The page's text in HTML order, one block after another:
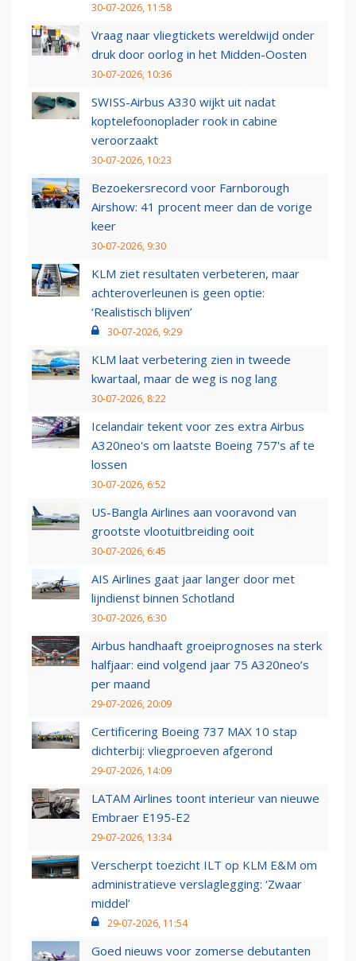
30-07-2026, 11:58
Vraag naar vliegtickets wereldwijd onder
druk door oorlog in het Midden-Oosten
30-07-2026, 10:36
SWISS-Airbus A330 wijkt uit nadat
koptelefoonoplader rook in cabine
veroorzaakt
30-07-2026, 10:23
Bezoekersrecord voor Farnborough
Airshow: 41 procent meer dan de vorige
keer
30-07-2026, 9:30
KLM ziet resultaten verbeteren, maar
achteroverleunen is geen optie:
‘Realistisch blijven’
30-07-2026, 9:29
KLM laat verbetering zien in tweede
kwartaal, maar de weg is nog lang
30-07-2026, 8:22
Icelandair tekent voor zes extra Airbus
A320neo's om laatste Boeing 757's af te
lossen
30-07-2026, 6:52
US-Bangla Airlines aan vooravond van
grootste vlootuitbreiding ooit
30-07-2026, 6:45
AIS Airlines gaat jaar langer door met
lijndienst binnen Schotland
30-07-2026, 6:30
Airbus handhaaft groeiprognoses na sterk
halfjaar: eind volgend jaar 75 A320neo’s
per maand
29-07-2026, 20:09
Certificering Boeing 737 MAX 10 stap
dichterbij: vliegproeven afgerond
29-07-2026, 14:09
LATAM Airlines toont interieur van nieuwe
Embraer E195-E2
29-07-2026, 13:34
Verscherpt toezicht ILT op KLM E&M om
administratieve verslaglegging: ‘Zwaar
middel’
29-07-2026, 11:54
Goed nieuws voor zomerse debutanten